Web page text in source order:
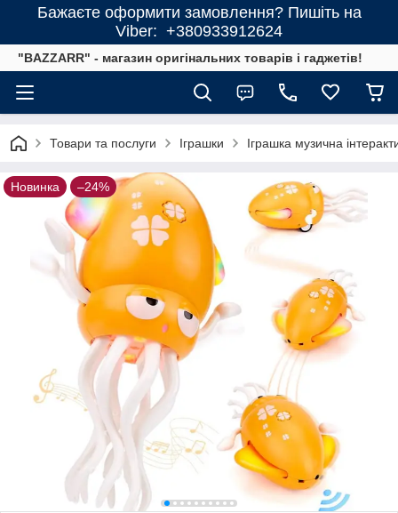
Бажаєте оформити замовлення? Пишіть на
Viber: +380933912624
"BAZZARR" - магазин оригінальних товарів і гаджетів!
Товари та послуги Іграшки Іграшка музична
Новинка –24%